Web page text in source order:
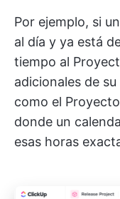
Por ejemplo, si
al día y ya está
tiempo al
adicionales de
como el
donde un
esas horas